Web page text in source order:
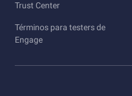
Trust Center
Términos para testers de
Engage